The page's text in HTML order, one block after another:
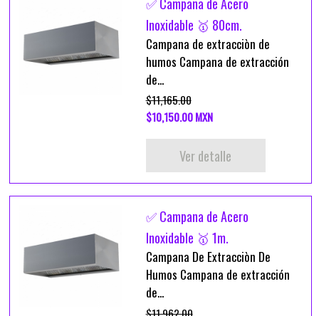
Inoxidable 🥇 80cm.
Campana de extracciòn de
humos Campana de extracción
de...
$11,165.00
$10,150.00 MXN
Ver detalle
✅ Campana de Acero
Inoxidable 🥇 1m.
Campana De Extracciòn De
Humos Campana de extracción
de...